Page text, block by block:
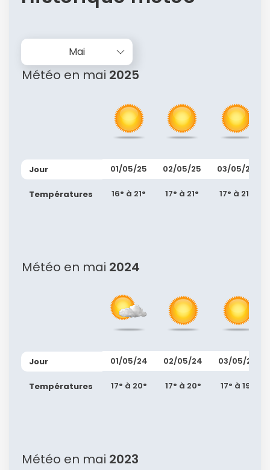
Mai
Météo en mai 2025
Jour
Températures
01/05/25
16° à 21°
02/05/25
17° à 21°
03/05/25
17° à 21°
Météo en mai 2024
Jour
Températures
01/05/24
17° à 20°
02/05/24
17° à 20°
03/05/24
17° à 19°
Météo en mai 2023
Continuer avec Apple